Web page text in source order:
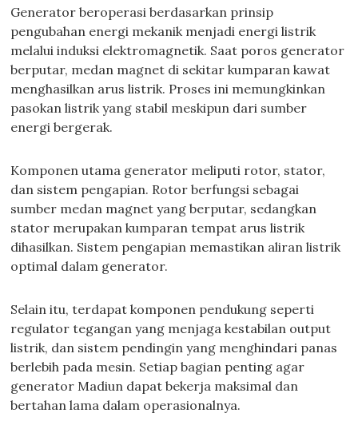
Generator beroperasi berdasarkan prinsip
pengubahan energi mekanik menjadi energi listrik
melalui induksi elektromagnetik. Saat poros generator
berputar, medan magnet di sekitar kumparan kawat
menghasilkan arus listrik. Proses ini memungkinkan
pasokan listrik yang stabil meskipun dari sumber
energi bergerak.
Komponen utama generator meliputi rotor, stator,
dan sistem pengapian. Rotor berfungsi sebagai
sumber medan magnet yang berputar, sedangkan
stator merupakan kumparan tempat arus listrik
dihasilkan. Sistem pengapian memastikan aliran listrik
optimal dalam generator.
Selain itu, terdapat komponen pendukung seperti
regulator tegangan yang menjaga kestabilan output
listrik, dan sistem pendingin yang menghindari panas
berlebih pada mesin. Setiap bagian penting agar
generator Madiun dapat bekerja maksimal dan
bertahan lama dalam operasionalnya.